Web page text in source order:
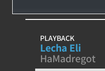
PLAYBACK
Lecha Eli
HaMadregot